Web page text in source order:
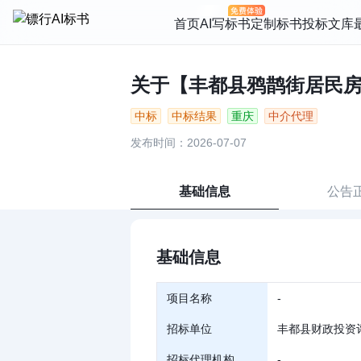
首页AI写标书定制标书投标文库
关于【丰都县鸦鹊街居民
中标 中标结果 重庆 中介代理
发布时间：2026-07-07
基础信息 公告
基础信息
项目名称 -
招标单位 丰都县财政投资